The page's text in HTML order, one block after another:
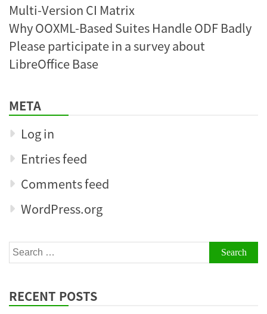
Multi-Version CI Matrix
Why OOXML-Based Suites Handle ODF Badly
Please participate in a survey about
LibreOffice Base
META
Log in
Entries feed
Comments feed
WordPress.org
Search
for:
RECENT POSTS